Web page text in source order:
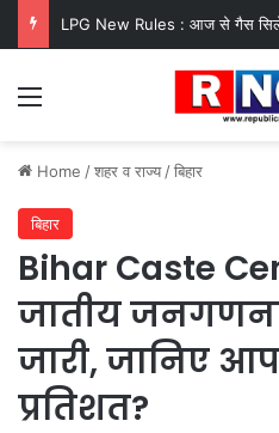
Menu
Home /शहर व राज्य /बिहार
बिहार
Bihar Caste
जातीय जनगणना
जारी, जानिए
प्रतिशत?